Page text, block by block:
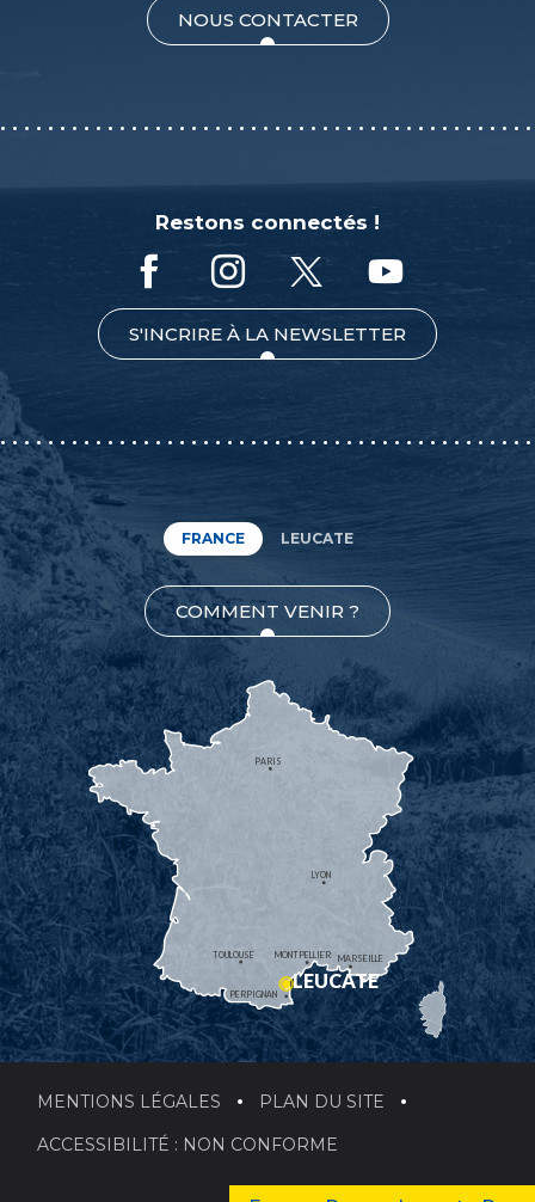
NOUS CONTACTER
Restons connectés !
S'INCRIRE À LA NEWSLETTER
FRANCE LEUCATE
COMMENT VENIR ?
MONTPELLIER
PERPIGNAN
MARSEILLE
TOULOUSE
LYON
PARIS
LEUCATE
MENTIONS LÉGALES PLAN DU SITE
ACCESSIBILITÉ : NON CONFORME